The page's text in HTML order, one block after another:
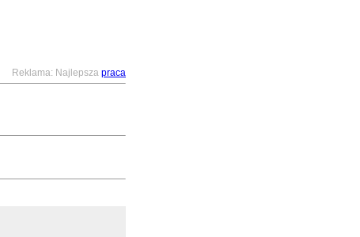
Reklama: Najlepsza praca